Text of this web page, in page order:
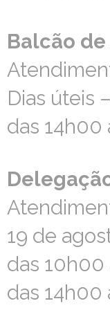
Balcão
Dias úteis
das 14h00
Balcão
Dias úteis
das 14h00
19 de
das 10h00
das 14h00
19 de
das 10h00
das 14h00